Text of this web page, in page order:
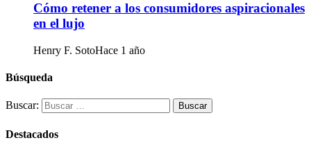
Cómo retener a los consumidores aspiracionales
en el lujo
Henry F. SotoHace 1 año
Búsqueda
Buscar:
Destacados